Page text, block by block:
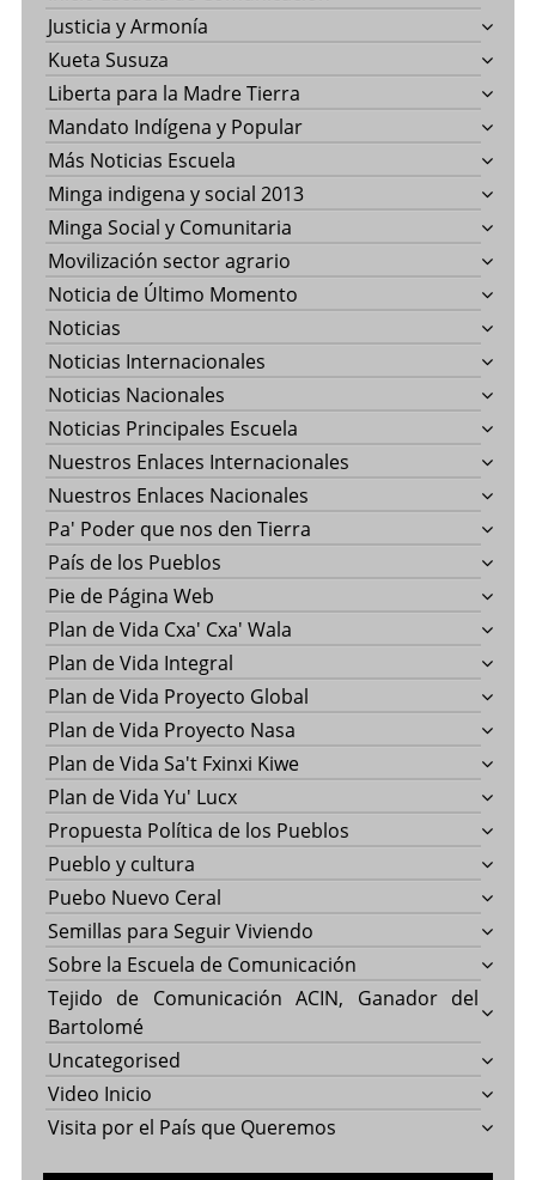
Justicia y Armonía
Kueta Susuza
Liberta para la Madre Tierra
Mandato Indígena y Popular
Más Noticias Escuela
Minga indigena y social 2013
Minga Social y Comunitaria
Movilización sector agrario
Noticia de Último Momento
Noticias
Noticias Internacionales
Noticias Nacionales
Noticias Principales Escuela
Nuestros Enlaces Internacionales
Nuestros Enlaces Nacionales
Pa' Poder que nos den Tierra
País de los Pueblos
Pie de Página Web
Plan de Vida Cxa' Cxa' Wala
Plan de Vida Integral
Plan de Vida Proyecto Global
Plan de Vida Proyecto Nasa
Plan de Vida Sa't Fxinxi Kiwe
Plan de Vida Yu' Lucx
Propuesta Política de los Pueblos
Pueblo y cultura
Puebo Nuevo Ceral
Semillas para Seguir Viviendo
Sobre la Escuela de Comunicación
Tejido de Comunicación ACIN, Ganador del
Bartolomé
Uncategorised
Video Inicio
Visita por el País que Queremos